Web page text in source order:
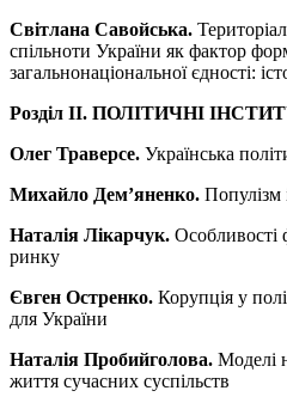
Світлана Савойська.
спільноти України як фактор
загальнонаціональної єдності:
Розділ II. ПОЛІТИЧНІ
Олег Траверсе. Українська
Михайло Дем’яненко. Популізм
Наталія Лікарчук. Особливості
ринку
Євген Остренко. Корупція у
для України
Наталія Пробийголова. Моделі
життя сучасних суспільств